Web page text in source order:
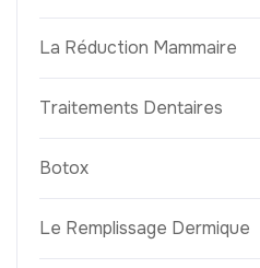
La Réduction Mammaire
Traitements Dentaires
Botox
Le Remplissage Dermique